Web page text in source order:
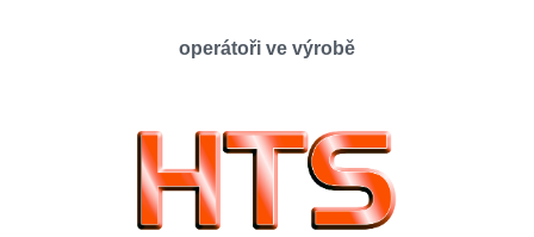
operátoři ve výrobě